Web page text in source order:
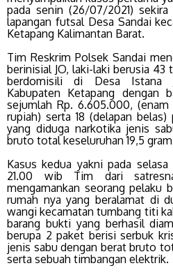
pada senin (26/07/2021)
lapangan futsal Desa Sandai
Ketapang Kalimantan Barat.
Tim Reskrim Polsek Sandai
berinisial JO, laki-laki berusia 43
berdomisili di Desa Istana
Kabupaten Ketapang dengan
sejumlah Rp. 6.605.000,
rupiah) serta 18 (delapan
yang diduga narkotika jenis
bruto total keseluruhan 19,5
Kasus kedua yakni pada
21.00 wib Tim dari
mengamankan seorang pelaku
rumah nya yang beralamat di
wangi kecamatan tumbang titi
barang bukti yang berhasil
berupa 2 paket berisi serbuk
jenis sabu dengan berat bruto
serta sebuah timbangan elektrik.